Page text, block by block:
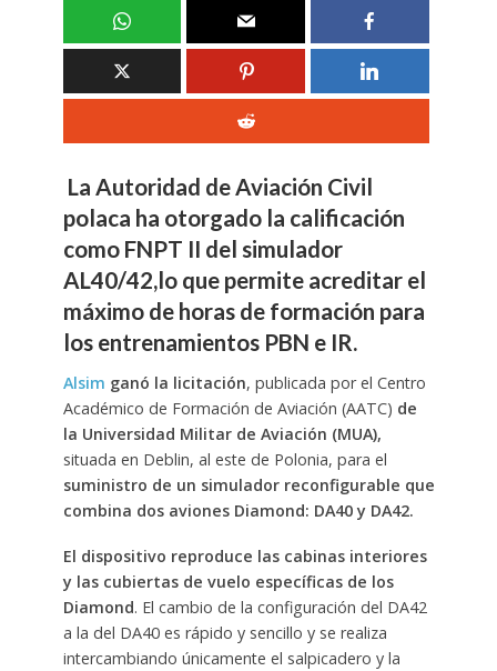
La Autoridad de Aviación Civil
polaca ha otorgado la calificación
como FNPT II del simulador
AL40/42,lo que permite acreditar el
máximo de horas de formación para
los entrenamientos PBN e IR.
Alsim ganó la licitación, publicada por el Centro
Académico de Formación de Aviación (AATC) de
la Universidad Militar de Aviación (MUA),
situada en Deblin, al este de Polonia, para el
suministro de un simulador reconfigurable que
combina dos aviones Diamond: DA40 y DA42.
El dispositivo reproduce las cabinas interiores
y las cubiertas de vuelo específicas de los
Diamond. El cambio de la configuración del DA42
a la del DA40 es rápido y sencillo y se realiza
intercambiando únicamente el salpicadero y la